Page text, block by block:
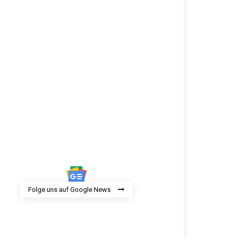
Folge uns auf Google News